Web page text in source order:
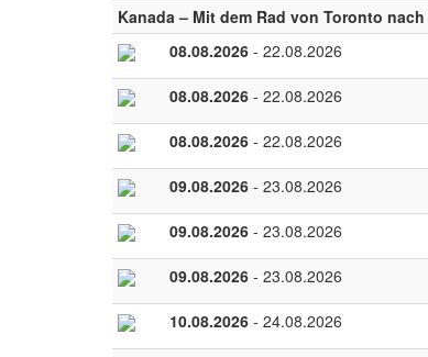
Kanada – Mit dem Rad von Toronto
08.08.2026 - 22.08.2026
08.08.2026 - 22.08.2026
08.08.2026 - 22.08.2026
09.08.2026 - 23.08.2026
09.08.2026 - 23.08.2026
09.08.2026 - 23.08.2026
10.08.2026 - 24.08.2026